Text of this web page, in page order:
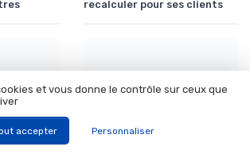
recalculer pour ses clients
:
et vous donne le contrôle sur ceux que
accepter Personnaliser